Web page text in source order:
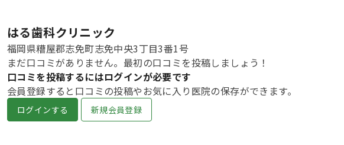
はる歯科クリニック
福岡県糟屋郡志免町志免中央3丁目3番1号
まだ口コミがありません。最初の口コミを投稿しましょう！
口コミを投稿するにはログインが必要です
会員登録すると口コミの投稿やお気に入り医院の保存ができます。
ログインする 新規会員登録